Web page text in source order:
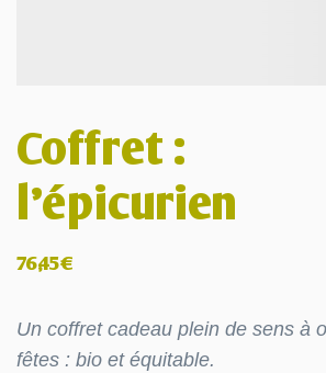
Coffret :
l’épicurien
76,45€
Un coffret cadeau plein de sens à
fêtes : bio et équitable.